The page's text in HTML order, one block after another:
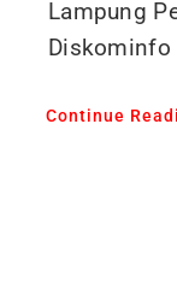
Lampung
Diskominfo
Continue